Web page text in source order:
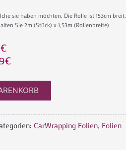
sie haben möchten. Die Rolle ist 153cm breit.
Sie 2m (Stück) x 1,53m (Rollenbreite).
€
€
CarWrapping Folien, Folien